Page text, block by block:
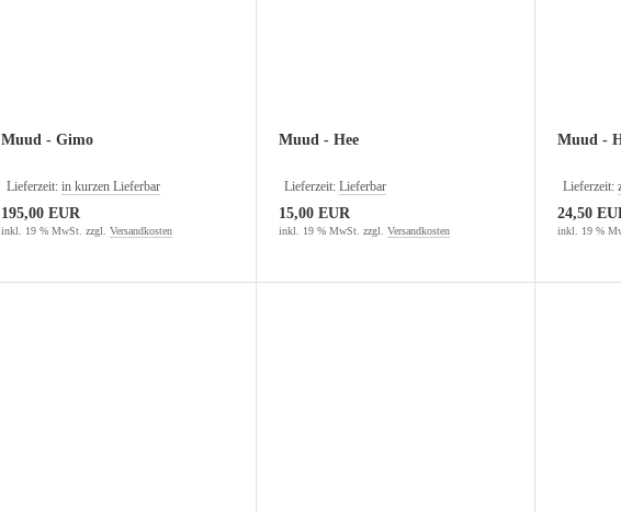
Muud - Gimo
Lieferzeit: in kurzen Lieferbar
195,00 EUR
inkl. 19 % MwSt. zzgl. Versandkosten
Muud - Hee
Lieferzeit:Lieferbar
15,00 EUR
inkl. 19 % MwSt. zzgl.Versandkosten
Muud -
Lieferzeit:
24,50
inkl. 19 %